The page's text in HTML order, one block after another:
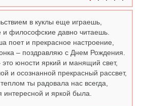
в куклы еще играешь,
и философские давно читаешь.
поет и прекрасное настроение,
– поздравляю с Днем Рождения.
это юности яркий и манящий свет,
и осознанной прекрасный рассвет,
ты радовала нас всегда,
интересной и яркой была.